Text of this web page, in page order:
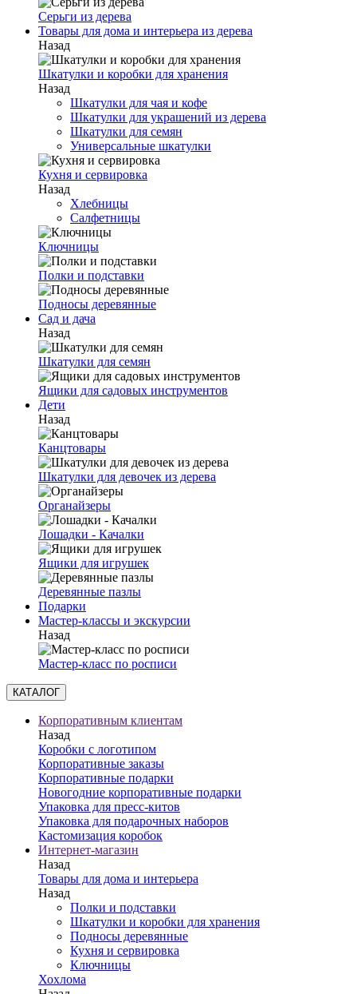
Серьги из дерева
Товары для дома и интерьера из дерева
Назад
Шкатулки и коробки для хранения
Назад
Шкатулки для чая и кофе
Шкатулки для украшений из дерева
Шкатулки для семян
Универсальные шкатулки
Кухня и сервировка
Назад
Хлебницы
Салфетницы
Ключницы
Полки и подставки
Подносы деревянные
Сад и дача
Назад
Шкатулки для семян
Ящики для садовых инструментов
Дети
Назад
Канцтовары
Шкатулки для девочек из дерева
Органайзеры
Лошадки - Качалки
Ящики для игрушек
Деревянные пазлы
Подарки
Мастер-классы и экскурсии
Назад
Мастер-класс по росписи
КАТАЛОГ
Корпоративным клиентам
Назад
Коробки с логотипом
Корпоративные заказы
Корпоративные подарки
Новогодние корпоративные подарки
Упаковка для пресс-китов
Упаковка для подарочных наборов
Кастомизация коробок
Интернет-магазин
Назад
Товары для дома и интерьера
Назад
Полки и подставки
Шкатулки и коробки для хранения
Подносы деревянные
Кухня и сервировка
Ключницы
Хохлома